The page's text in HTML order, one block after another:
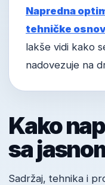
Napredna
tehničke
lakše vidi kako
nadovezuje na
Kako
sa
Sadržaj, tehnika i